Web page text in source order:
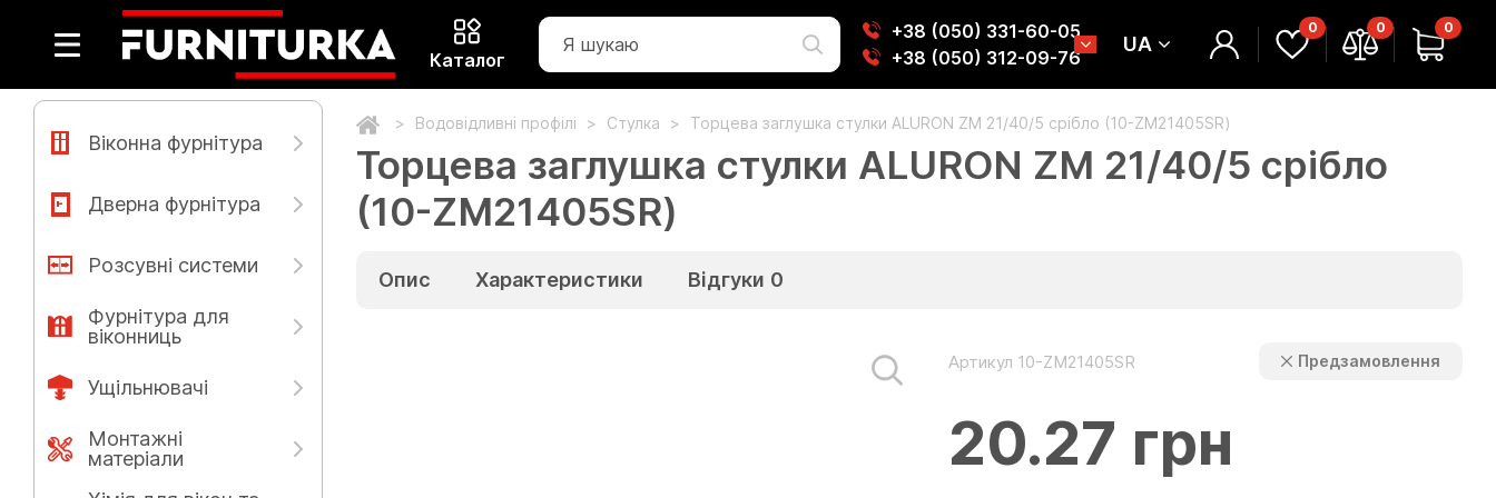
Каталог
+38 (050) 331-60-05
+38 (050) 312-09-76
UA
0 0 0
Віконна фурнітура
Дверна фурнітура
Розсувні системи
Фурнітура для
віконниць
Ущільнювачі
Монтажні
матеріали
Водовідливні профілі Стулка Торцева заглушка стулки ALURON ZM 21/40/5 срібло (10-ZM21405SR)
Торцева заглушка стулки ALURON ZM 21/40/5 срібло
(10-ZM21405SR)
Опис Характеристики Відгуки 0
Артикул 10-ZM21405SR Предзамовлення
20.27 грн